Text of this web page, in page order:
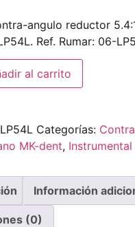
angulo reductor
Ref. Rumar: 06-
al carrito
Categorías:
MK-dent,
Información
(0)